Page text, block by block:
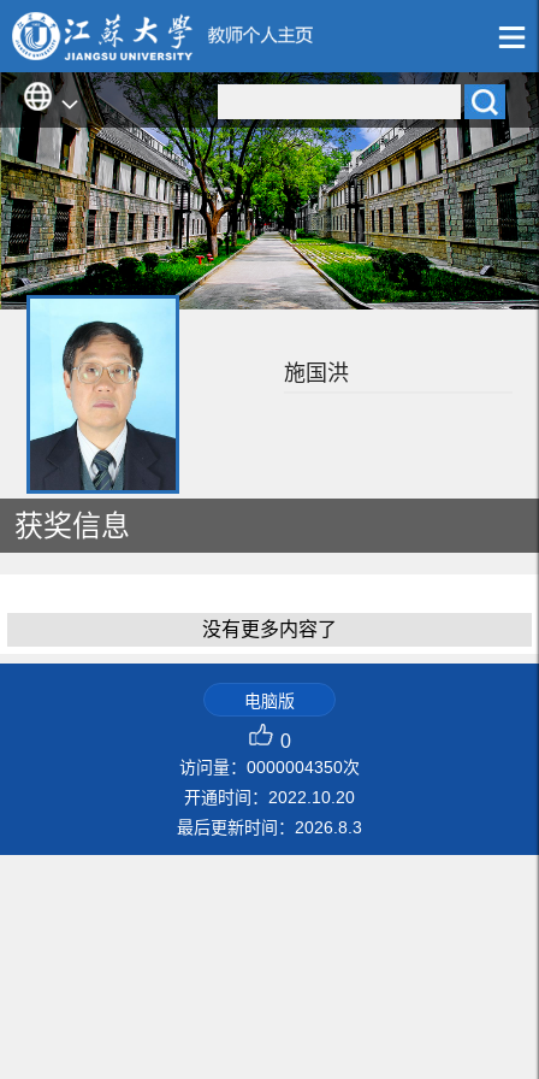
施国洪
获奖信息
没有更多内容了
电脑版
0
访问量： 0000004350次
开通时间： 2022 10 20
最后更新时间： 2026 8 3